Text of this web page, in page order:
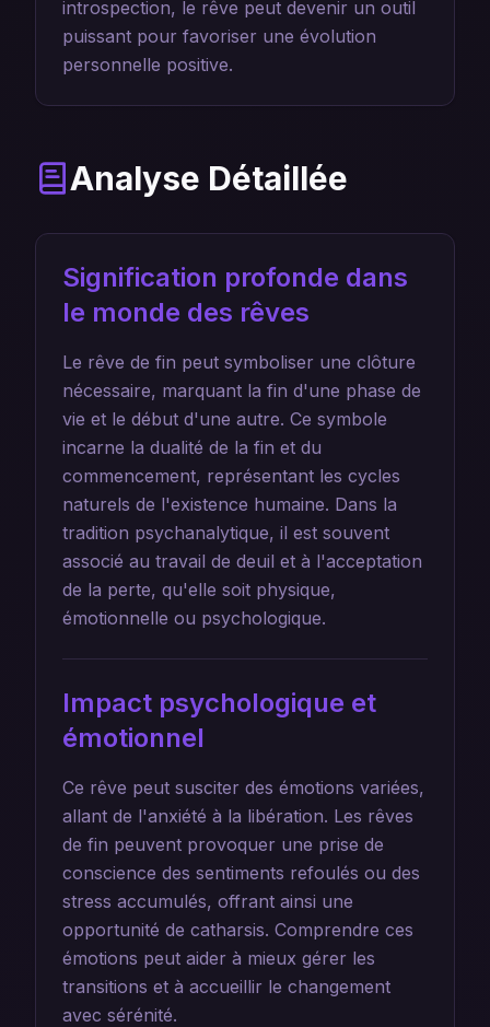
introspection, le rêve peut devenir un outil
puissant pour favoriser une évolution
personnelle positive.
Analyse Détaillée
Signification profonde dans
le monde des rêves
Le rêve de fin peut symboliser une clôture
nécessaire, marquant la fin d'une phase de
vie et le début d'une autre. Ce symbole
incarne la dualité de la fin et du
commencement, représentant les cycles
naturels de l'existence humaine. Dans la
tradition psychanalytique, il est souvent
associé au travail de deuil et à l'acceptation
de la perte, qu'elle soit physique,
émotionnelle ou psychologique.
Impact psychologique et
émotionnel
Ce rêve peut susciter des émotions variées,
allant de l'anxiété à la libération. Les rêves
de fin peuvent provoquer une prise de
conscience des sentiments refoulés ou des
stress accumulés, offrant ainsi une
opportunité de catharsis. Comprendre ces
émotions peut aider à mieux gérer les
transitions et à accueillir le changement
avec sérénité.